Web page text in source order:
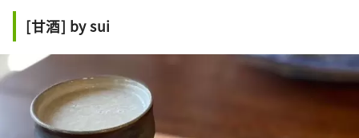
[甘酒] by sui